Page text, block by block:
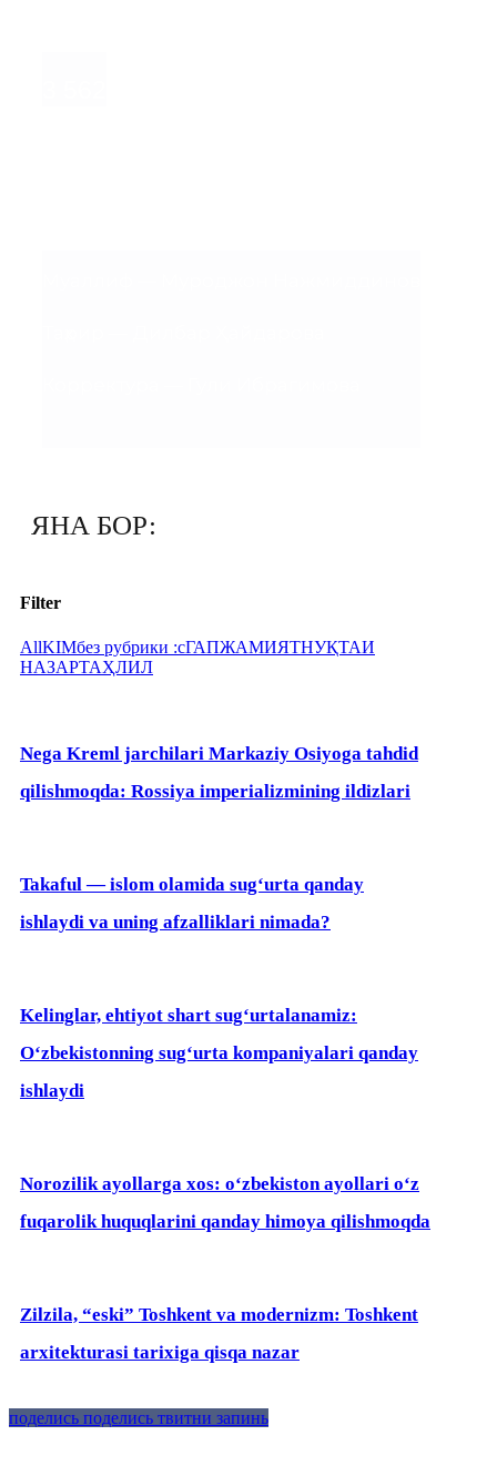
ЯНА БОР:
Filter
AllKIMбез рубрики :сГАПЖАМИЯТНУҚТАИ
НАЗАРТАҲЛИЛ
Nega Kreml jarchilari Markaziy Osiyoga tahdid
qilishmoqda: Rossiya imperializmining ildizlari
Takaful — islom olamida sug‘urta qanday
ishlaydi va uning afzalliklari nimada?
Kelinglar, ehtiyot shart sug‘urtalanamiz:
O‘zbekistonning sug‘urta kompaniyalari qanday
ishlaydi
Norozilik ayollarga xos: o‘zbekiston ayollari oʻz
fuqarolik huquqlarini qanday himoya qilishmoqda
Zilzila, “eski” Toshkent va modernizm: Toshkent
arxitekturasi tarixiga qisqa nazar
поделись поделись твитни запинь